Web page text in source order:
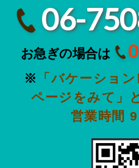
06-
お急ぎの場合は
※
「バケーショ
ページをみて」
営業時間